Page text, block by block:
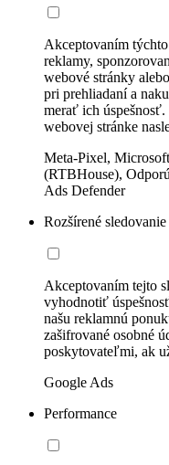
Akceptovaním
reklamy,
webové stránky
pri prehliadaní a
merať ich úspešnosť.
webovej stránke
Meta-Pixel,
(RTBHouse),
Ads Defender
Rozšírené
Akceptovaním tejto
vyhodnotiť
našu reklamnú
zašifrované osobné
poskytovateľmi, ak
Google Ads
Performance